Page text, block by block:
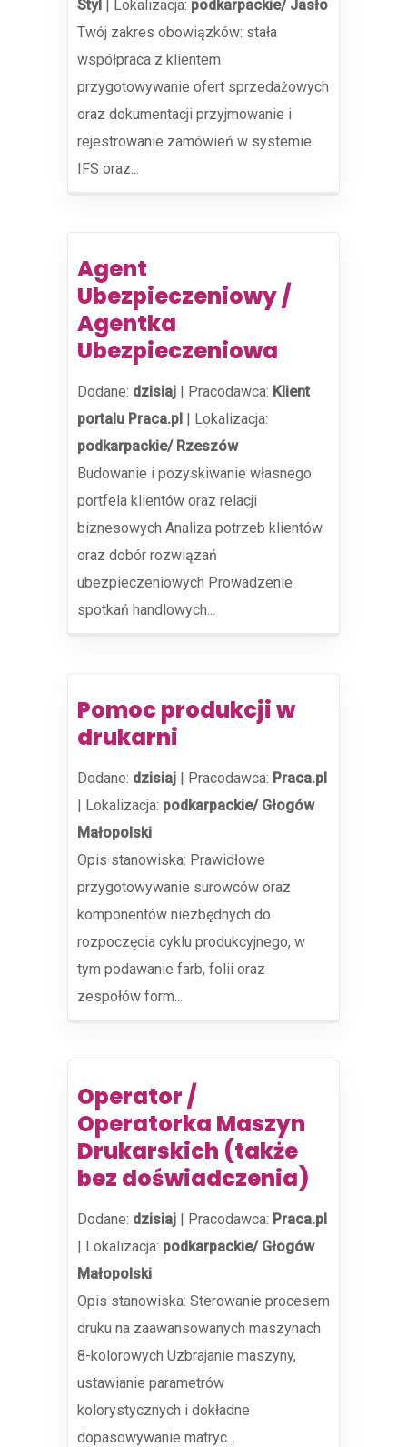
Styl Lokalizacja: podkarpackie/ Jasło
Twój zakres obowiązków: stała
współpraca z klientem
przygotowywanie ofert sprzedażowych
oraz dokumentacji przyjmowanie i
rejestrowanie zamówień w systemie
IFS oraz...
Agent
Ubezpieczeniowy /
Agentka
Ubezpieczeniowa
Dodane: dzisiaj | Pracodawca: Klient
portalu Praca.pl | Lokalizacja:
podkarpackie/ Rzeszów
Budowanie i pozyskiwanie własnego
portfela klientów oraz relacji
biznesowych Analiza potrzeb klientów
oraz dobór rozwiązań
ubezpieczeniowych Prowadzenie
spotkań handlowych...
Pomoc produkcji w
drukarni
Dodane: dzisiaj | Pracodawca: Praca.pl
| Lokalizacja: podkarpackie/ Głogów
Małopolski
Opis stanowiska: Prawidłowe
przygotowywanie surowców oraz
komponentów niezbędnych do
rozpoczęcia cyklu produkcyjnego, w
tym podawanie farb, folii oraz
zespołów form...
Operator /
Operatorka Maszyn
Drukarskich (także
bez doświadczenia)
Dodane: dzisiaj | Pracodawca: Praca.pl
| Lokalizacja: podkarpackie/ Głogów
Małopolski
Opis stanowiska: Sterowanie procesem
druku na zaawansowanych maszynach
8-kolorowych Uzbrajanie maszyny,
ustawianie parametrów
kolorystycznych i dokładne
dopasowywanie matryc...